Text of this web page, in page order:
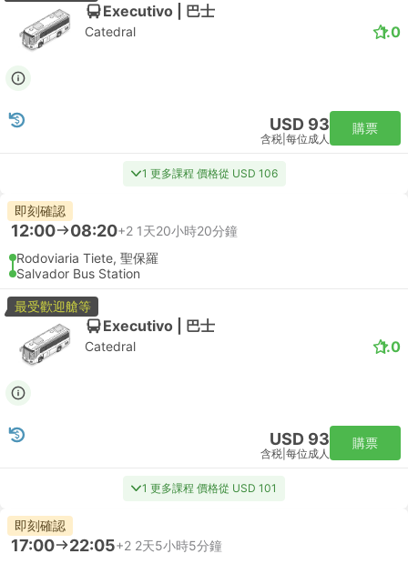
Executivo | 巴士
Catedral 1.0
USD 93
含税 每位成人
購票
1 更多課程 價格從 USD 106
即刻確認
12:00 08:20+2 1天20小時20分鐘
Rodoviaria Tiete, 聖保羅
Salvador Bus Station
最受歡迎艙等
Executivo | 巴士
Catedral 1.0
USD 93
含税 每位成人
購票
1 更多課程 價格從 USD 101
即刻確認
17:00 22:05+2 2天5小時5分鐘